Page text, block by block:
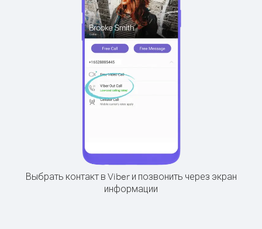
Выбрать контакт в Viber и позвонить через экран
информации